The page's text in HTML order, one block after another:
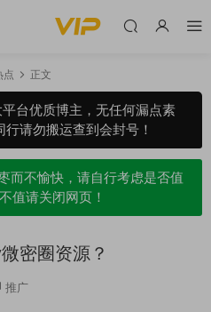
点 正文
台优质博主，无任何漏点素
请勿搬运查到会封号！
而不愉快，请自行考虑是否值
值请关闭网页！
密圈资源？
推广